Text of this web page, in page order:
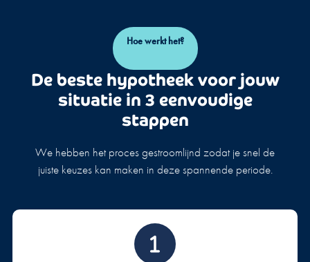
Hoe werkt het?
De beste hypotheek voor jouw
situatie in 3 eenvoudige
stappen
We hebben het proces gestroomlijnd zodat je snel de
juiste keuzes kan maken in deze spannende periode.